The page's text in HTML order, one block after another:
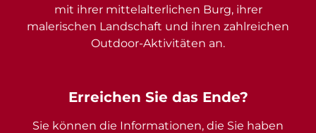
Erreichen Sie das Ende?
Sie können die Informationen, die Sie haben
mit ihrer mittelalterlichen Burg, ihrer
malerischen Landschaft und ihren zahlreichen
Outdoor-Aktivitäten an.